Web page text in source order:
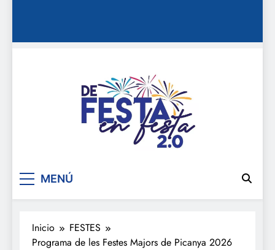
De festa en festa 2.0
MENÚ
Inicio
FESTES
Programa de les Festes Majors de Picanya 2026